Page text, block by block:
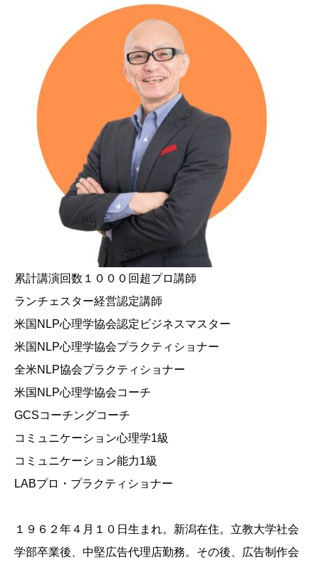
累計講演回数１０００回超プロ講師
ランチェスター経営認定講師
米国NLP心理学協会認定ビジネスマスター
米国NLP心理学協会プラクティショナー
全米NLP協会プラクティショナー
米国NLP心理学協会コーチ
GCSコーチングコーチ
コミュニケーション心理学1級
コミュニケーション能力1級
LABプロ・プラクティショナー
１９６２年４月１０日生まれ。新潟在住。立教大学社会
学部卒業後、中堅広告代理店勤務。その後、広告制作会